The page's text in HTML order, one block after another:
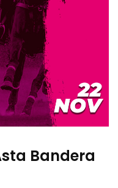
Bandera